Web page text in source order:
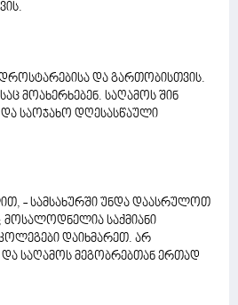
და გართობისთვის.
მოახერხებენ. საღამოს შინ
და საოჯახო დღესასწაული
- სამსახურში უნდა დაასრულოთ
მოსალოდნელია საქმიანი
კოლეგები დაიხმარეთ. არ
და საღამოს მეგობრებთან ერთად